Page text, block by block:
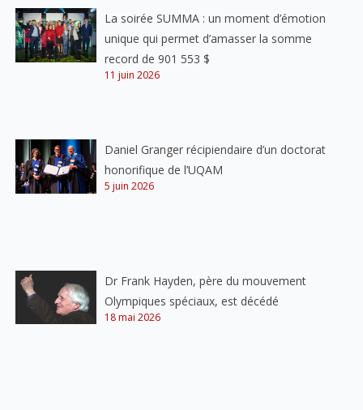
La soirée SUMMA : un moment d’émotion
unique qui permet d’amasser la somme
record de 901 553 $
11 juin 2026
Daniel Granger récipiendaire d’un doctorat
honorifique de l’UQAM
5 juin 2026
Dr Frank Hayden, père du mouvement
Olympiques spéciaux, est décédé
18 mai 2026